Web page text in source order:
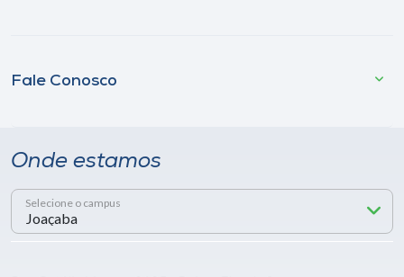
Fale Conosco
Onde estamos
Selecione o campus